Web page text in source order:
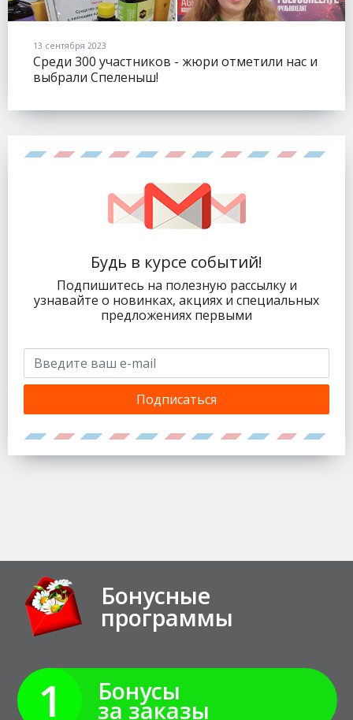
13 сентября 2023
Среди 300 участников - жюри отметили нас и
выбрали Спеленыш!
Будь в курсе событий!
Подпишитесь на полезную рассылку и
узнавайте о новинках, акциях и специальных
предложениях первыми
Подписаться
Бонусные
программы
1 Бонусы
за заказы